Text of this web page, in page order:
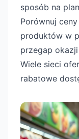
sposób na
Porównuj
produktów w
przegap
Wiele sieci
rabatowe